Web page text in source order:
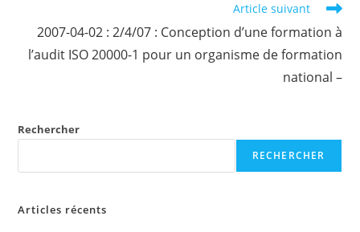
Article suivant
2007-04-02 : 2/4/07 : Conception d’une formation à
l’audit ISO 20000-1 pour un organisme de formation
national –
Rechercher
RECHERCHER
Articles récents